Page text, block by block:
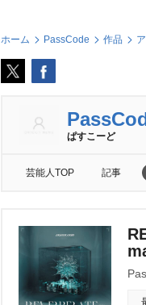
ホーム PassCode 作品
ぱすこーど
芸能人TOP 記事